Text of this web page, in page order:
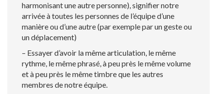
harmonisant une autre personne), signifier notre
arrivée à toutes les personnes de l’équipe d’une
manière ou d’une autre (par exemple par un geste ou
un déplacement)
– Essayer d’avoir la même articulation, le même
rythme, le même phrasé, à peu près le même volume
et à peu près le même timbre que les autres
membres de notre équipe.